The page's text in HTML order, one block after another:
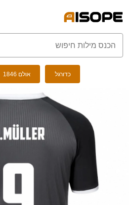
כדורגל אולם 1846